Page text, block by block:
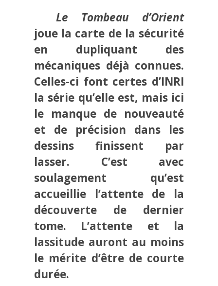
Le Tombeau d’Orient
joue la carte de la sécurité
en dupliquant des
mécaniques déjà connues.
Celles-ci font certes d’INRI
la série qu’elle est, mais ici
le manque de nouveauté
et de précision dans les
dessins finissent par
lasser. C’est avec
soulagement qu’est
accueillie l’attente de la
découverte de dernier
tome. L’attente et la
lassitude auront au moins
le mérite d’être de courte
durée.